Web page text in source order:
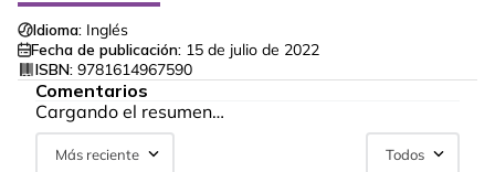
Idioma: Inglés
Fecha de publicación: 15 de julio de 2022
ISBN: 9781614967590
Comentarios
Cargando el resumen…
Más reciente Todos